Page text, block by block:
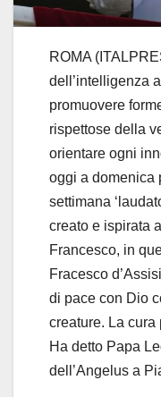
ROMA
dell’intelligenza
promuovere
rispettose della
orientare ogni
oggi a domenica
settimana
creato e ispirata
Francesco, in
Fracesco
di pace con Dio
creature. La cura
Ha detto Papa
dell’Angelus a